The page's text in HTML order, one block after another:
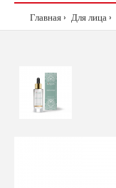
Главная Для лица